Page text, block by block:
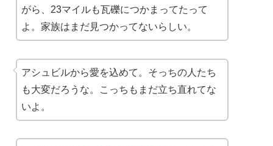
がら、23マイルも瓦礫につかまってたって
よ。家族はまだ見つかってないらしい。
アシュビルから愛を込めて。そっちの人たち
も大変だろうな。こっちもまだ立ち直れてな
いよ。